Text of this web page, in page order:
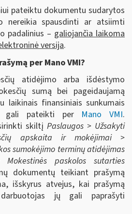
pateiktu dokumentu sudarytos
nereikia spausdinti ar atsiimti
padalinius – galiojančia laikoma
versija.
per Mano VMI?
atidėjimo arba išdėstymo
sumą bei pageidaujamą
laikinais finansiniais sunkumais
gali pateikti per Mano VMI.
skiltį Paslaugos > Užsakyti
apskaita ir mokėjimai >
sumokėjimo terminų atidėjimas
paskolos sutarties
dokumentų teikiant prašymą
išskyrus atvejus, kai prašymą
jų gali paprašyti